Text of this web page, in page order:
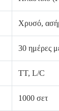
Χρυσό,
30 ημέρες
TT, L/C
1000 σετ